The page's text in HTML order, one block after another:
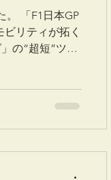
。 「F1日本GP
リティが拓く
の“超短”ツア